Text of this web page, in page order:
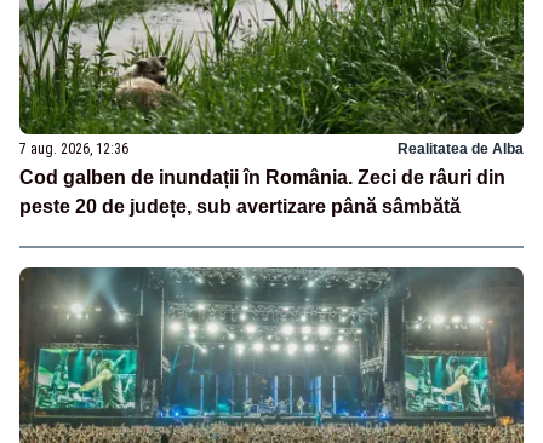
7 aug. 2026, 12:36 Realitatea de Alba
Cod galben de inundații în România. Zeci de râuri din
peste 20 de județe, sub avertizare până sâmbătă